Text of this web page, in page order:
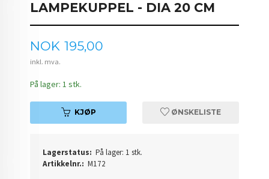
LAMPEKUPPEL - DIA 20 CM
Pris
NOK 195,00
inkl. mva.
På lager: 1 stk.
KJØP ØNSKELISTE
Lagerstatus: På lager: 1 stk.
Artikkelnr.: M172